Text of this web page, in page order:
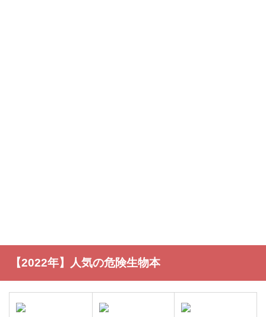
【2022年】人気の危険生物本